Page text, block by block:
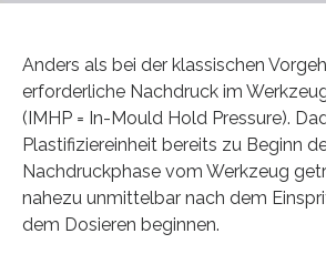
Anders als bei der klassischen
erforderliche Nachdruck im
(IMHP = In-Mould Hold Pressure).
Plastifiziereinheit bereits zu Beginn
Nachdruckphase vom Werkzeug
nahezu unmittelbar nach dem
dem Dosieren beginnen.